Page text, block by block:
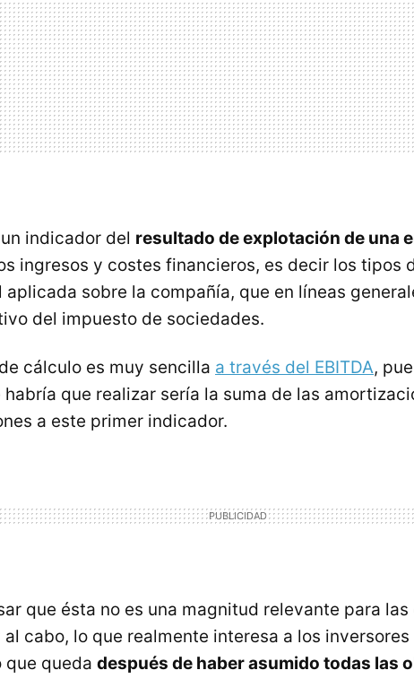
indicador del resultado de explotación de una
ingresos y costes financieros, es decir los tipos
sobre la compañía, que en líneas
del impuesto de sociedades.
cálculo es muy sencilla a través del EBITDA,
que realizar sería la suma de las
a este primer indicador.
que ésta no es una magnitud relevante para
al cabo, lo que realmente interesa a los
que queda después de haber asumido todas las